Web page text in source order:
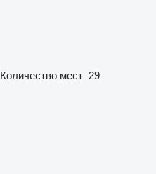
Количество мест 29